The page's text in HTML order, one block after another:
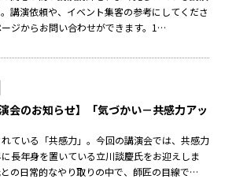
講演依頼や、イベント集客の参考にしてくださ
ジからお問い合わせができます。1…
会のお知らせ】「気づかい－共感力アッ
ている「共感力」。今回の講演会では、共感力
長年身を置いている立川談慶氏をお迎えしま
の日常的なやり取りの中で、師匠の目線で…